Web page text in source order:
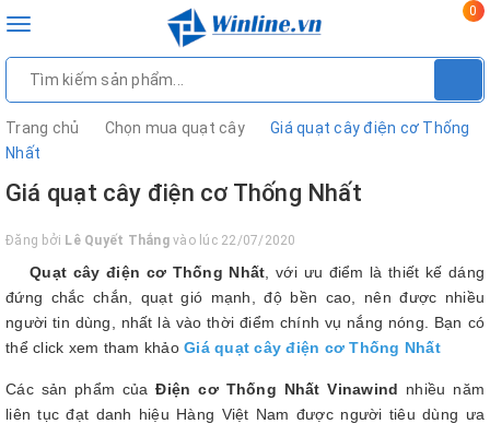
Toggle
0
Trang chủ Chọn mua quạt cây
Giá quạt cây điện cơ Thống
Nhất
Giá quạt cây điện cơ Thống Nhất
Đăng bởi Lê Quyết Thắngvào lúc 22/07/2020
Quạt cây điện cơ Thống Nhất , với ưu điểm là thiết kế dáng
đứng chắc chắn, quạt gió mạnh, độ bền cao, nên được nhiều
người tin dùng, nhất là vào thời điểm chính vụ nắng nóng. Bạn có
thể click xem tham khảo Giá quạt cây điện cơ Thống Nhất
Các sản phẩm củaĐiện cơ Thống Nhất Vinawind nhiều năm
liên tục đạt danh hiệu Hàng Việt Nam được người tiêu dùng ưa